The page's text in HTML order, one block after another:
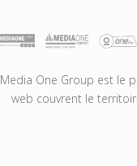
Media One Group est le
web couvrent le